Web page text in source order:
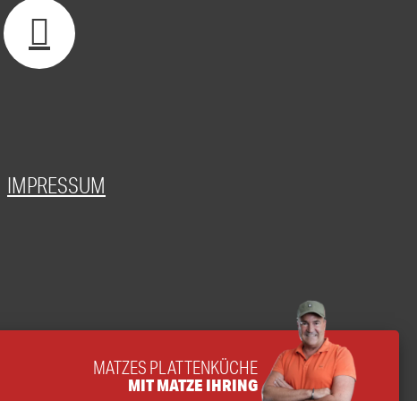
IMPRESSUM
MATZES PLATTENKÜCHE
MIT MATZE IHRING